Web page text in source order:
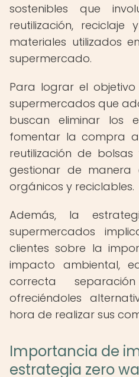
sostenibles que
reutilización,
materiales utilizados
supermercado.
Para lograr el
supermercados que
buscan eliminar los
fomentar la compra
reutilización de
gestionar de manera
orgánicos y reciclables.
Además, la
supermercados
clientes sobre la
impacto ambiental,
correcta
ofreciéndoles
hora de realizar sus
Importancia de
estrategia zero